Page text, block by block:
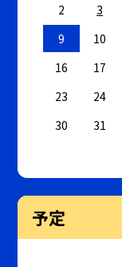
2
3
9
10
16
17
23
24
30
31
予定